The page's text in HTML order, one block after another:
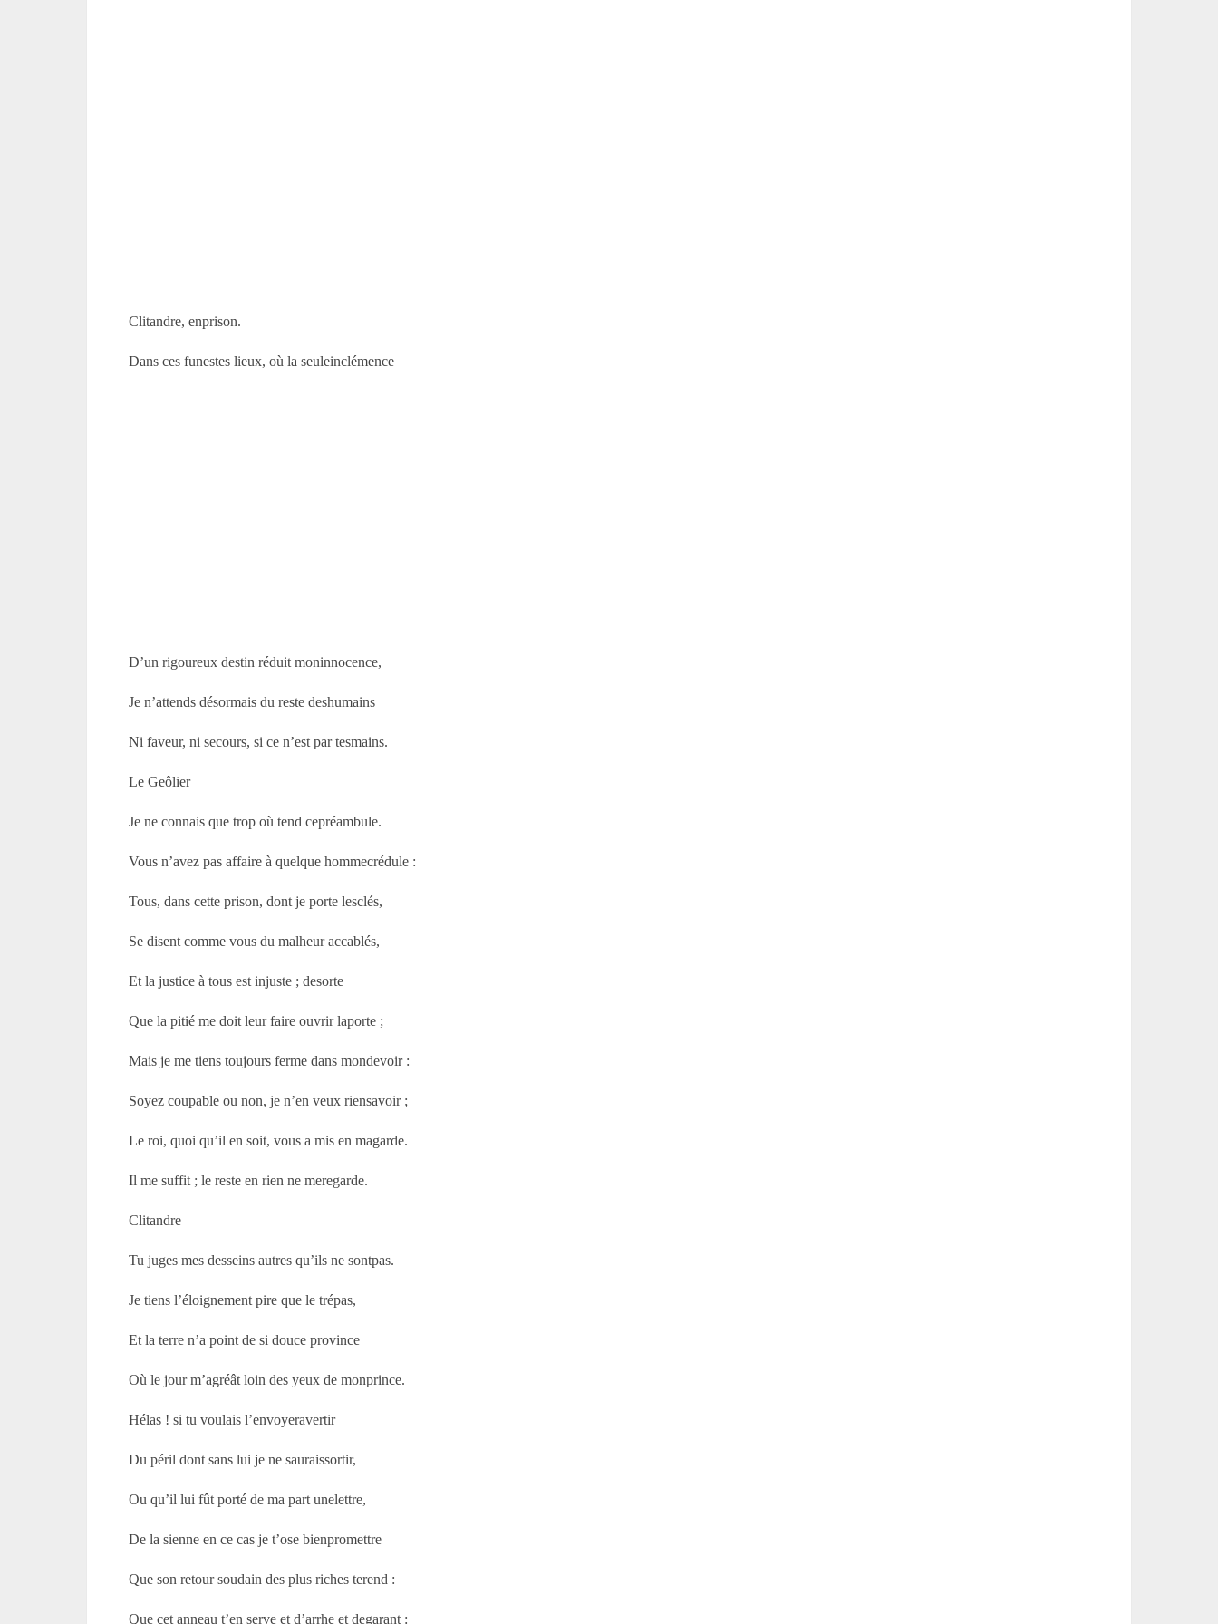
Clitandre, enprison.
Dans ces funestes lieux, où la seuleinclémence
D’un rigoureux destin réduit moninnocence,
Je n’attends désormais du reste deshumains
Ni faveur, ni secours, si ce n’est par tesmains.
Le Geôlier
Je ne connais que trop où tend cepréambule.
Vous n’avez pas affaire à quelque hommecrédule :
Tous, dans cette prison, dont je porte lesclés,
Se disent comme vous du malheur accablés,
Et la justice à tous est injuste ; desorte
Que la pitié me doit leur faire ouvrir laporte ;
Mais je me tiens toujours ferme dans mondevoir :
Soyez coupable ou non, je n’en veux riensavoir ;
Le roi, quoi qu’il en soit, vous a mis en magarde.
Il me suffit ; le reste en rien ne meregarde.
Clitandre
Tu juges mes desseins autres qu’ils ne sontpas.
Je tiens l’éloignement pire que le trépas,
Et la terre n’a point de si douce province
Où le jour m’agréât loin des yeux de monprince.
Hélas ! si tu voulais l’envoyeravertir
Du péril dont sans lui je ne sauraissortir,
Ou qu’il lui fût porté de ma part unelettre,
De la sienne en ce cas je t’ose bienpromettre
Que son retour soudain des plus riches terend :
Que cet anneau t’en serve et d’arrhe et degarant :